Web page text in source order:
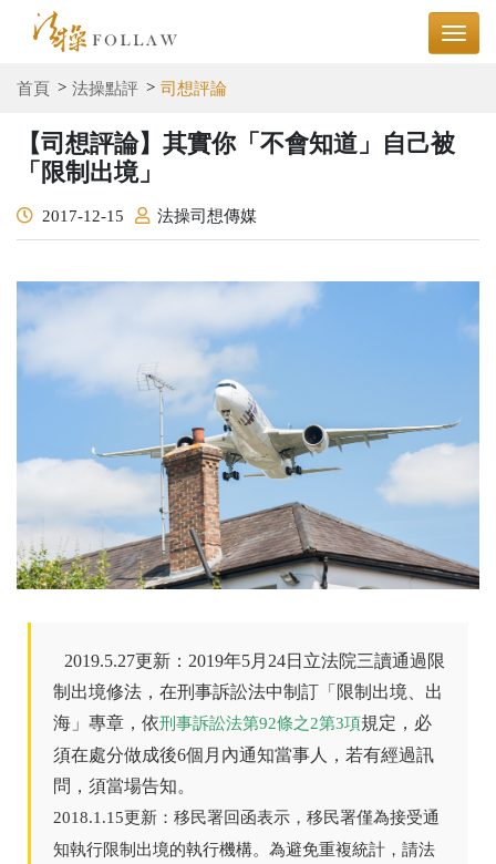
首頁 法操點評 司想評論
【司想評論】其實你「不會知道」自己被
「限制出境」
2017-12-15 法操司想傳媒
2019.5.27更新：2019年5月24日立法院三讀通過限
制出境修法，在刑事訴訟法中制訂「限制出境、出
海」專章，依刑事訴訟法第92條之2第3項規定，必
須在處分做成後6個月內通知當事人，若有經過訊
問，須當場告知。
2018.1.15更新：移民署回函表示，移民署僅為接受通
知執行限制出境的執行機構。為避免重複統計，請法